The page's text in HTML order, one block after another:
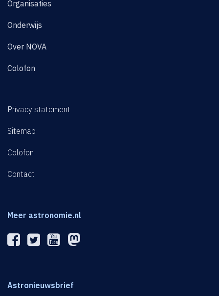
Organisaties
Onderwijs
Over NOVA
Colofon
Privacy statement
Sitemap
Colofon
Contact
Meer astronomie.nl
Astronieuwsbrief